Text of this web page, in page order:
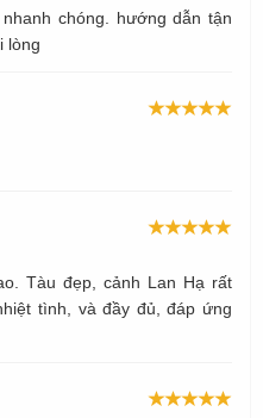
chóng. hướng dẫn tận
lòng
Tàu đẹp, cảnh Lan Hạ rất
tình, và đầy đủ, đáp ứng